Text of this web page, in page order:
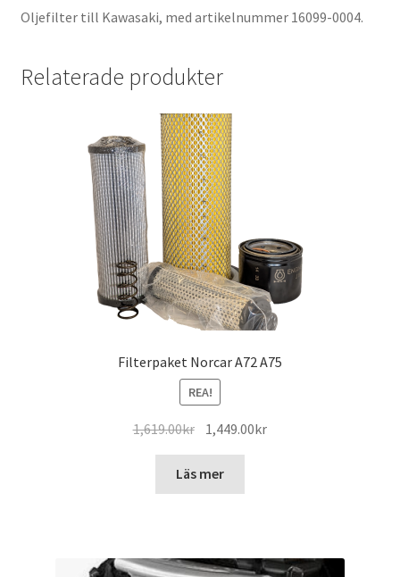
Oljefilter till Kawasaki, med artikelnummer 16099-0004.
Relaterade produkter
Filterpaket Norcar A72 A75
REA!
1,619.00kr Det
priset
var:
1,449.00krDet
Läs mer